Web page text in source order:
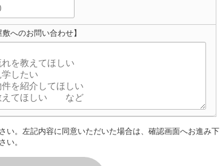
へのお問い合わせ】
い。左記内容に同意いただいた場合は、確認画面へお進み下
さい。